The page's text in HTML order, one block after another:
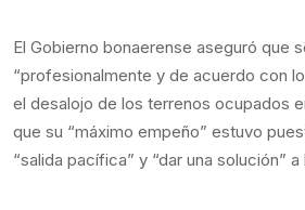
El Gobierno bonaerense aseguró que
“profesionalmente y de acuerdo con
el desalojo de los terrenos ocupados
que su “máximo empeño” estuvo
“salida pacífica” y “dar una solución”